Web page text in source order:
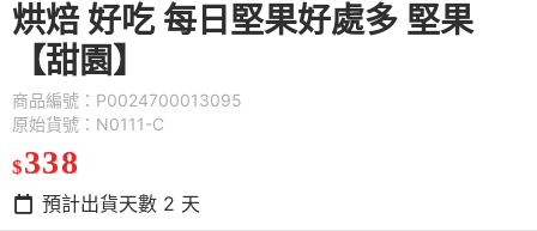
烘焙 好吃 每日堅果好處多 堅果
【甜園】
商品編號：P0024700013095
原始貨號：N0111-C
$338
預計出貨天數 2 天